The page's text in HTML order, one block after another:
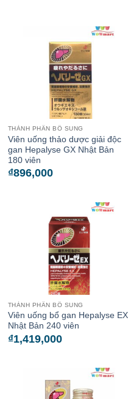
THÀNH PHẦN BỔ SUNG
Viên uống thảo dược giải độc
gan Hepalyse GX Nhật Bản
180 viên
₫896,000
THÀNH PHẦN BỔ SUNG
Viên uống bổ gan Hepalyse EX
Nhật Bản 240 viên
₫1,419,000